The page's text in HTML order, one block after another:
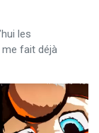
les
me fait déjà